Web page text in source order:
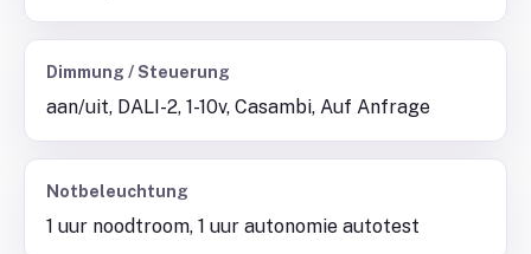
Dimmung / Steuerung
aan/uit, DALI-2, 1-10v, Casambi, Auf Anfrage
Notbeleuchtung
1 uur noodtroom, 1 uur autonomie autotest